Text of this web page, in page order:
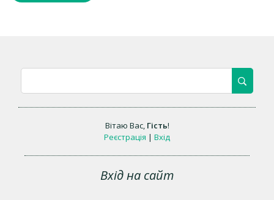
Вітаю Вас, Гість!
Реєстрація | Вхід
Вхід на сайт